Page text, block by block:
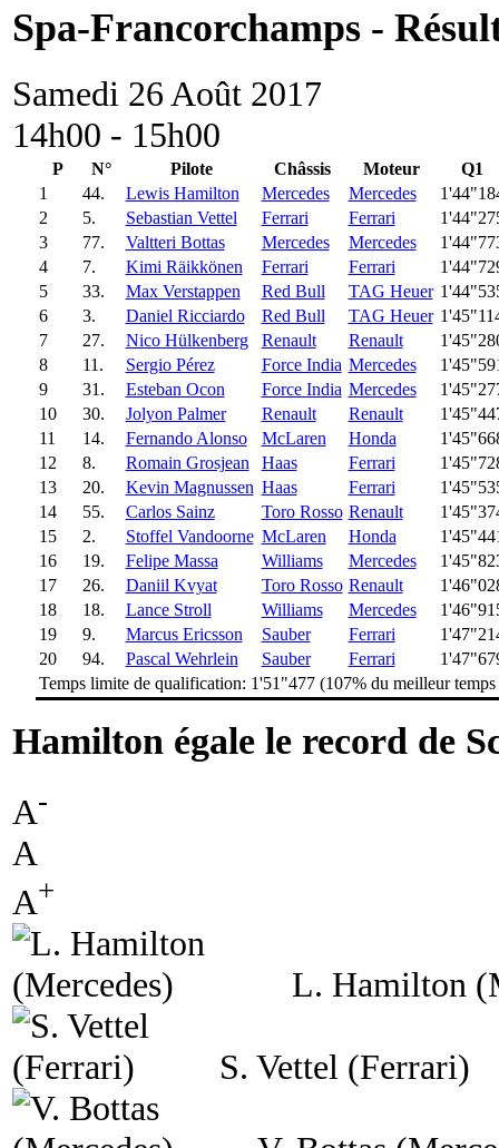
Spa-Francorchamps -
Samedi 26 Août 2017
14h00 - 15h00
P N° Pilote Châssis Moteur
Q1
1
44. Lewis Hamilton Mercedes Mercedes
2
5. Sebastian Vettel Ferrari Ferrari
3
77. Valtteri Bottas Mercedes Mercedes
4
7. Kimi Räikkönen Ferrari Ferrari
5
33. Max Verstappen Red Bull TAG Heuer
6
3. Daniel Ricciardo Red Bull TAG Heuer
7
27. Nico Hülkenberg Renault Renault
8
11. Sergio Pérez Force India Mercedes
9
31. Esteban Ocon Force India Mercedes
10
30. Jolyon Palmer Renault Renault
11
14. Fernando Alonso McLaren Honda
12
8. Romain Grosjean Haas Ferrari
13
20. Kevin Magnussen Haas Ferrari
14
55. Carlos Sainz Toro Rosso Renault
15
2. Stoffel Vandoorne McLaren Honda
16
19. Felipe Massa Williams Mercedes
17
26. Daniil Kvyat Toro Rosso Renault
18
18. Lance Stroll Williams Mercedes
19
9. Marcus Ericsson Sauber Ferrari
20
94. Pascal Wehrlein Sauber Ferrari
Temps limite de qualification: 1'51"477 (107% du meilleur
Hamilton égale le record de
A-
A
A+
L. Hamilton
S. Vettel (Ferrari)